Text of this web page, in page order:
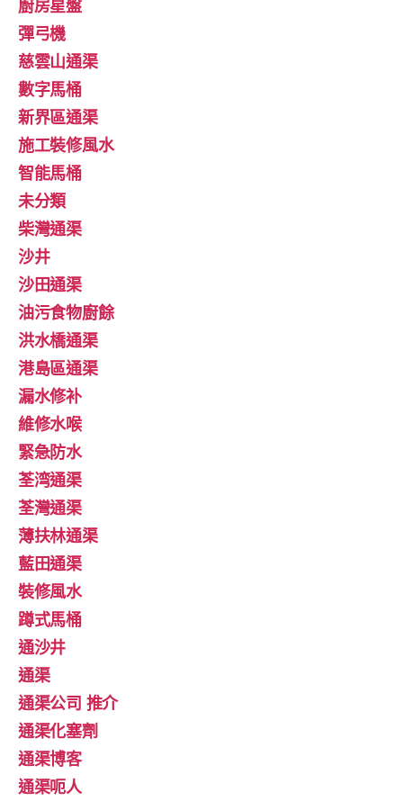
廚房星盤
彈弓機
慈雲山通渠
數字馬桶
新界區通渠
施工裝修風水
智能馬桶
未分類
柴灣通渠
沙井
沙田通渠
油污食物廚餘
洪水橋通渠
港島區通渠
漏水修补
維修水喉
緊急防水
荃湾通渠
荃灣通渠
薄扶林通渠
藍田通渠
裝修風水
蹲式馬桶
通沙井
通渠
通渠公司 推介
通渠化塞劑
通渠博客
通渠呃人